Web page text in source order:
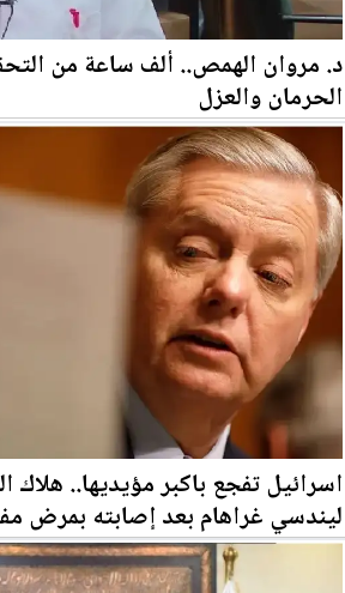
د. مروان الهمص.. ألف ساعة من
الحرمان والعزل
اسرائيل تفجع باكبر مؤيديها.. هلاك
ليندسي غراهام بعد إصابته بمرض